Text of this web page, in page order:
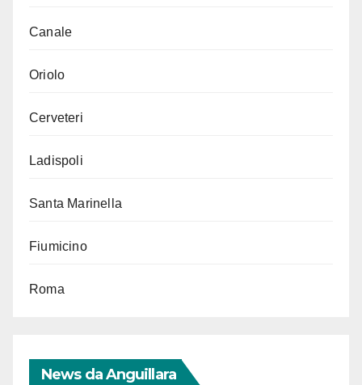
Canale
Oriolo
Cerveteri
Ladispoli
Santa Marinella
Fiumicino
Roma
News da Anguillara